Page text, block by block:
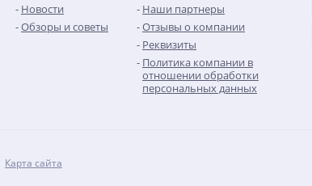
Новости
Обзоры и советы
Наши партнеры
Отзывы о компании
Реквизиты
Политика компании в
отношении обработки
персональных данных
Карта сайта